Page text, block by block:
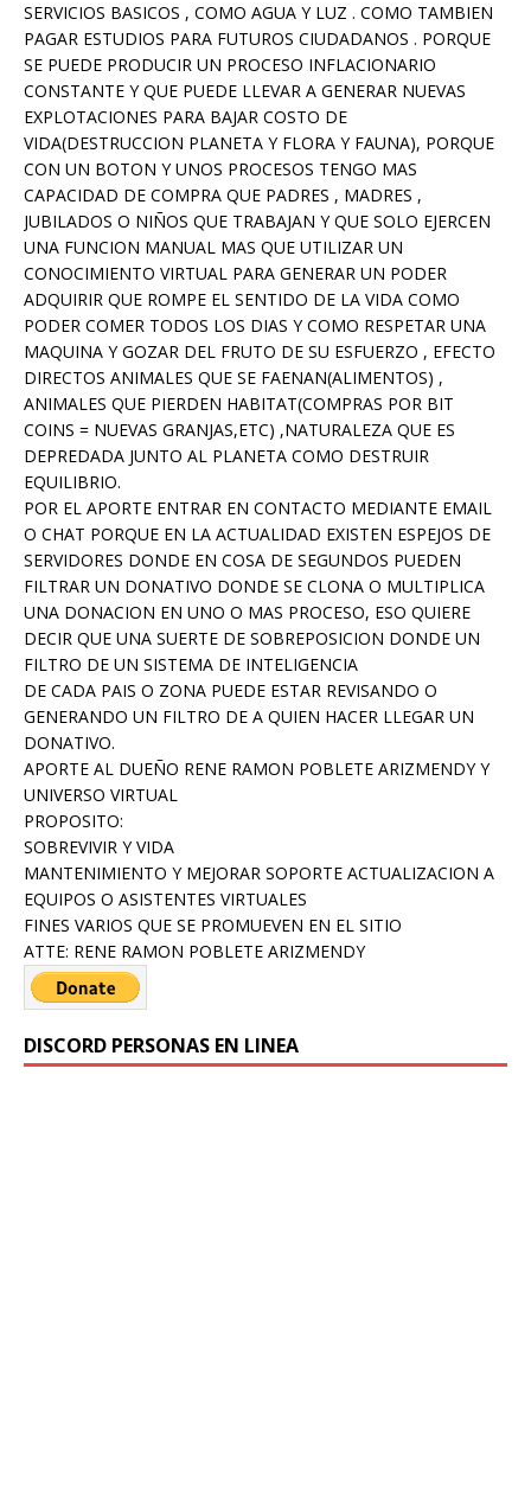
SERVICIOS BASICOS , COMO AGUA Y LUZ . COMO TAMBIEN
PAGAR ESTUDIOS PARA FUTUROS CIUDADANOS . PORQUE
SE PUEDE PRODUCIR UN PROCESO INFLACIONARIO
CONSTANTE Y QUE PUEDE LLEVAR A GENERAR NUEVAS
EXPLOTACIONES PARA BAJAR COSTO DE
VIDA(DESTRUCCION PLANETA Y FLORA Y FAUNA), PORQUE
CON UN BOTON Y UNOS PROCESOS TENGO MAS
CAPACIDAD DE COMPRA QUE PADRES , MADRES ,
JUBILADOS O NIÑOS QUE TRABAJAN Y QUE SOLO EJERCEN
UNA FUNCION MANUAL MAS QUE UTILIZAR UN
CONOCIMIENTO VIRTUAL PARA GENERAR UN PODER
ADQUIRIR QUE ROMPE EL SENTIDO DE LA VIDA COMO
PODER COMER TODOS LOS DIAS Y COMO RESPETAR UNA
MAQUINA Y GOZAR DEL FRUTO DE SU ESFUERZO , EFECTO
DIRECTOS ANIMALES QUE SE FAENAN(ALIMENTOS) ,
ANIMALES QUE PIERDEN HABITAT(COMPRAS POR BIT
COINS = NUEVAS GRANJAS,ETC) ,NATURALEZA QUE ES
DEPREDADA JUNTO AL PLANETA COMO DESTRUIR
EQUILIBRIO.
POR EL APORTE ENTRAR EN CONTACTO MEDIANTE EMAIL
O CHAT PORQUE EN LA ACTUALIDAD EXISTEN ESPEJOS DE
SERVIDORES DONDE EN COSA DE SEGUNDOS PUEDEN
FILTRAR UN DONATIVO DONDE SE CLONA O MULTIPLICA
UNA DONACION EN UNO O MAS PROCESO, ESO QUIERE
DECIR QUE UNA SUERTE DE SOBREPOSICION DONDE UN
FILTRO DE UN SISTEMA DE INTELIGENCIA
DE CADA PAIS O ZONA PUEDE ESTAR REVISANDO O
GENERANDO UN FILTRO DE A QUIEN HACER LLEGAR UN
DONATIVO.
APORTE AL DUEÑO RENE RAMON POBLETE ARIZMENDY Y
UNIVERSO VIRTUAL
PROPOSITO:
SOBREVIVIR Y VIDA
MANTENIMIENTO Y MEJORAR SOPORTE ACTUALIZACION A
EQUIPOS O ASISTENTES VIRTUALES
FINES VARIOS QUE SE PROMUEVEN EN EL SITIO
ATTE: RENE RAMON POBLETE ARIZMENDY
DISCORD PERSONAS EN LINEA